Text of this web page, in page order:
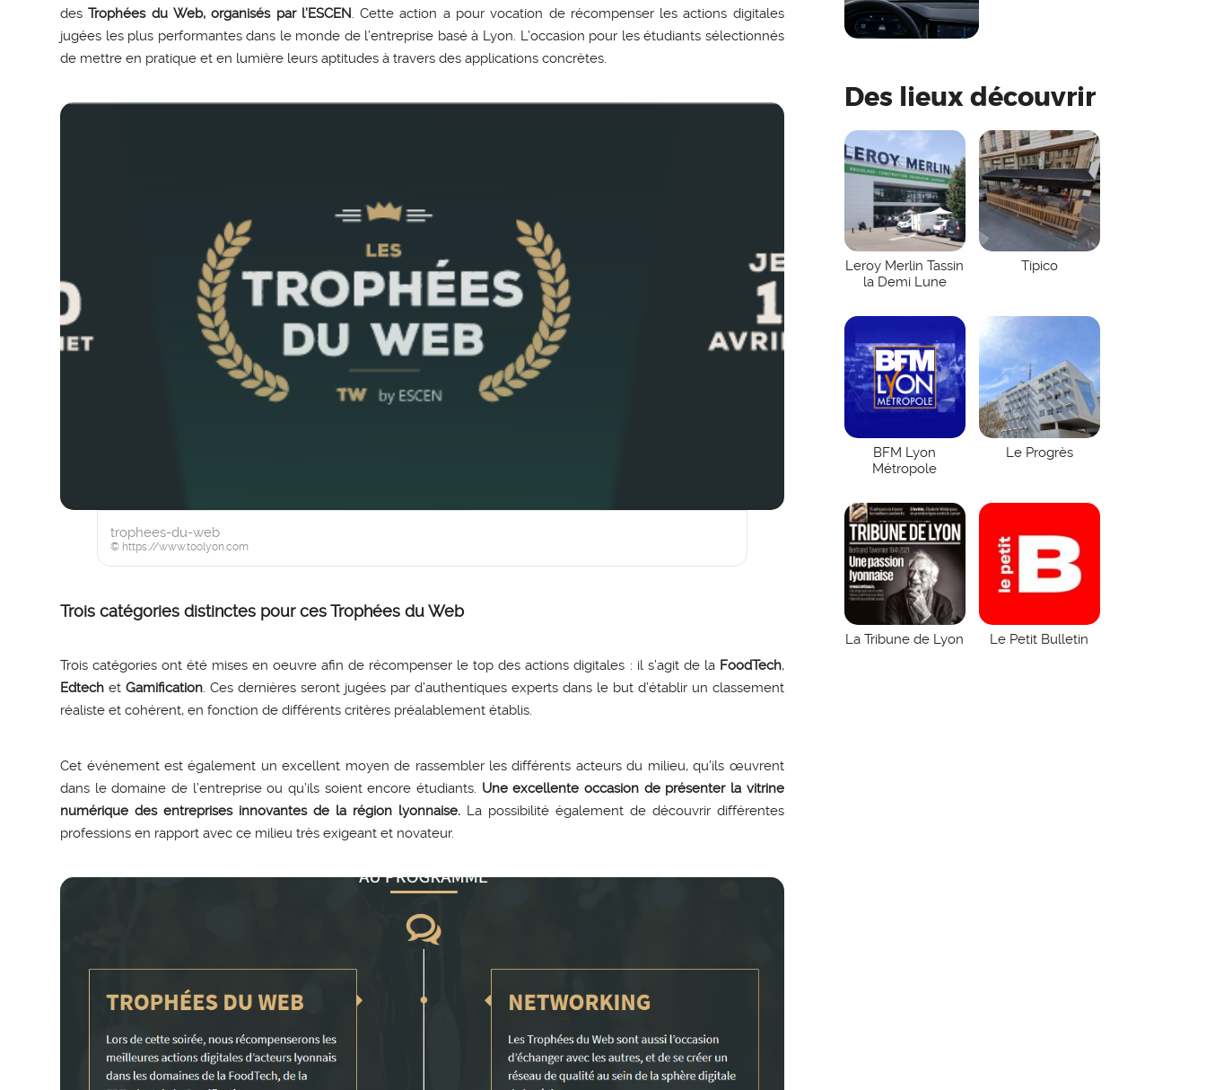
desTrophées du Web, organisés par l’ESCEN. Cette action a pour vocation de récompenser les actions digitales
jugées les plus performantes dans le monde de l’entreprise basé à Lyon. L’occasion pour les étudiants sélectionnés
de mettre en pratique et en lumière leurs aptitudes à travers des applications concrètes.
trophees-du-web
© https://www.toolyon.com
Trois catégories distinctes pour ces Trophées du Web
Trois catégories ont été mises en oeuvre afin de récompenser le top des actions digitales : il s’agit de la FoodTech,
Edtech etGamification. Ces dernières seront jugées par d’authentiques experts dans le but d’établir un classement
réaliste et cohérent, en fonction de différents critères préalablement établis.
Cet événement est également un excellent moyen de rassembler les différents acteurs du milieu, qu’ils œuvrent
dans le domaine de l’entreprise ou qu’ils soient encore étudiants. Une excellente occasion de présenter la vitrine
numérique des entreprises innovantes de la région lyonnaise.La possibilité également de découvrir différentes
professions en rapport avec ce milieu très exigeant et novateur.
Des lieux découvrir
Leroy Merlin Tassin
la Demi Lune
Tipico
BFM Lyon
Métropole
Le Progrès
La Tribune de Lyon Le Petit Bulletin